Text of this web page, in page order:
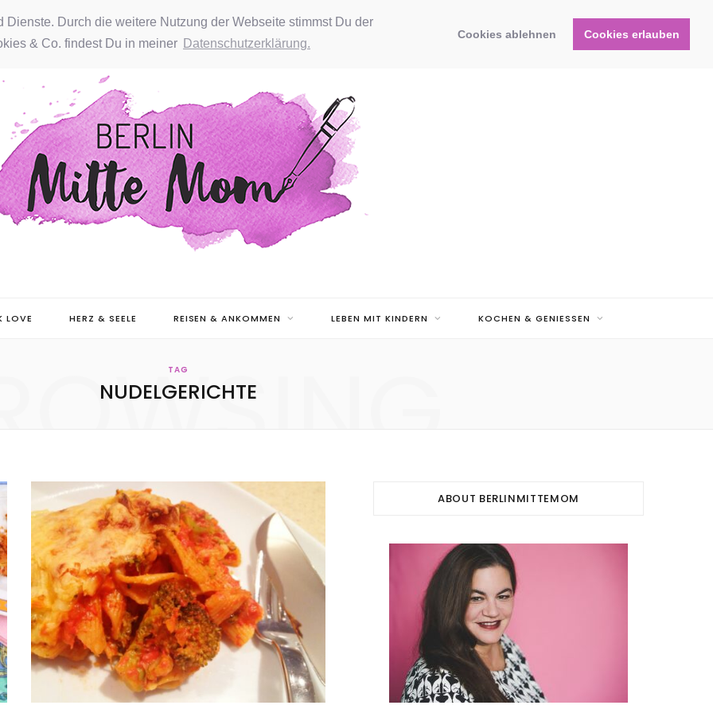
Durch die weitere Nutzung der Webseite stimmst Du der
& Co. findest Du in meiner Datenschutzerklärung.
Cookies ablehnen Cookies erlauben
LOVE HERZ & SEELE REISEN & ANKOMMEN LEBEN MIT KINDERN KOCHEN & GENIESSEN
TAG
NUDELGERICHTE
ABOUT BERLINMITTEMOM